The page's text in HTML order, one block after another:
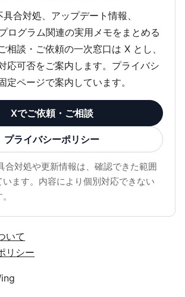
合対処、アップデート情報、
ログラム関連の実用メモをまとめる
相談・ご依頼の一次窓口は X とし、
応可否をご案内します。プライバシ
定ページで案内しています。
Xでご依頼・ご相談
プライバシーポリシー
合対処や更新情報は、確認できた範囲
います。内容により個別対応できない
いて
リシー